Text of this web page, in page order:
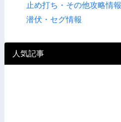
止め打ち・その他攻略情報
潜伏・セグ情報
人気記事